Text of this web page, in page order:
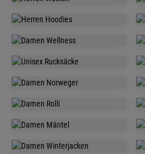
SOFTSHELLJACKEN
HERREN
WESTEN
HERREN
HOODIES
DAMEN
WELLNESS
UNISEX
RUCKSÄCKE
DAMEN
NORWEGER
DAMEN
ROLLI
DAMEN